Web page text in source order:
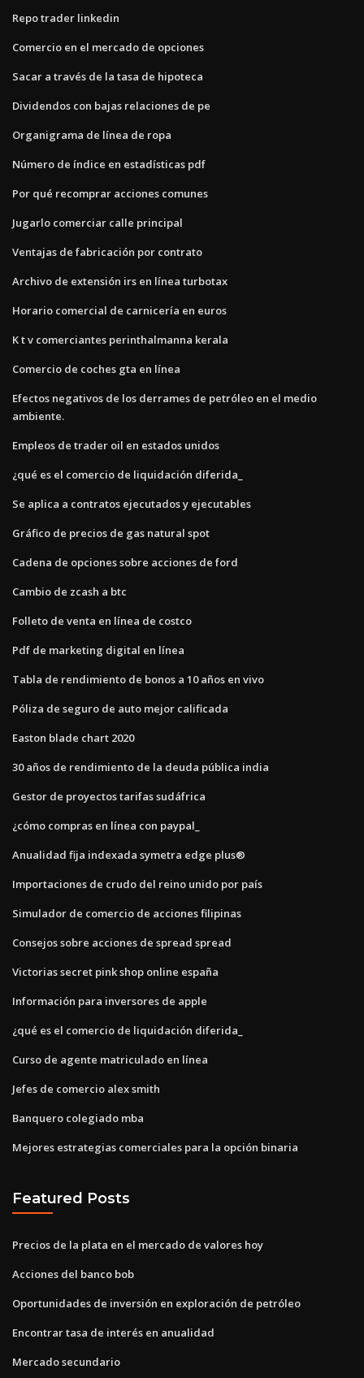
Repo trader linkedin
Comercio en el mercado de opciones
Sacar a través de la tasa de hipoteca
Dividendos con bajas relaciones de pe
Organigrama de línea de ropa
Número de índice en estadísticas pdf
Por qué recomprar acciones comunes
Jugarlo comerciar calle principal
Ventajas de fabricación por contrato
Archivo de extensión irs en línea turbotax
Horario comercial de carnicería en euros
K t v comerciantes perinthalmanna kerala
Comercio de coches gta en línea
Efectos negativos de los derrames de petróleo en el medio
ambiente.
Empleos de trader oil en estados unidos
¿qué es el comercio de liquidación diferida_
Se aplica a contratos ejecutados y ejecutables
Gráfico de precios de gas natural spot
Cadena de opciones sobre acciones de ford
Cambio de zcash a btc
Folleto de venta en línea de costco
Pdf de marketing digital en línea
Tabla de rendimiento de bonos a 10 años en vivo
Póliza de seguro de auto mejor calificada
Easton blade chart 2020
30 años de rendimiento de la deuda pública india
Gestor de proyectos tarifas sudáfrica
¿cómo compras en línea con paypal_
Anualidad fija indexada symetra edge plus®
Importaciones de crudo del reino unido por país
Simulador de comercio de acciones filipinas
Consejos sobre acciones de spread spread
Victorias secret pink shop online españa
Información para inversores de apple
¿qué es el comercio de liquidación diferida_
Curso de agente matriculado en línea
Jefes de comercio alex smith
Banquero colegiado mba
Mejores estrategias comerciales para la opción binaria
Featured Posts
Precios de la plata en el mercado de valores hoy
Acciones del banco bob
Oportunidades de inversión en exploración de petróleo
Encontrar tasa de interés en anualidad
Mercado secundario